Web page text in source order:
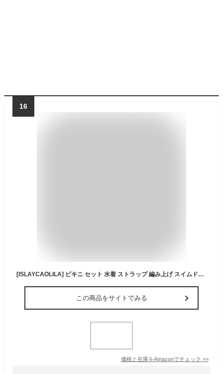
16
[ISLAYCAOLILA] ビキニ セット 水着 ストラップ 編み上げ スイムドレス ラウンドカップ ハイウエスト パッド入り ワイヤーあり レディース CH3 ルピタ (黒, M)
この商品をサイトでみる
価格と在庫をAmazonでチェック >>